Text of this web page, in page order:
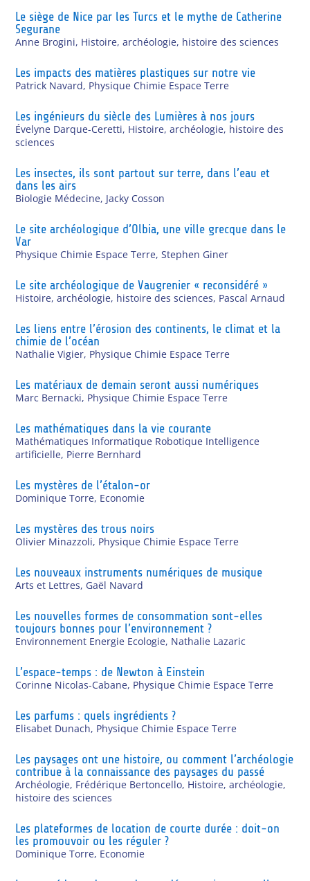
Le siège de Nice par les Turcs et le mythe de Catherine
Segurane
Anne Brogini, Histoire, archéologie, histoire des sciences
Les impacts des matières plastiques sur notre vie
Patrick Navard, Physique Chimie Espace Terre
Les ingénieurs du siècle des Lumières à nos jours
Évelyne Darque-Ceretti, Histoire, archéologie, histoire des
sciences
Les insectes, ils sont partout sur terre, dans l’eau et
dans les airs
Biologie Médecine, Jacky Cosson
Le site archéologique d’Olbia, une ville grecque dans le
Var
Physique Chimie Espace Terre,Stephen Giner
Le site archéologique de Vaugrenier « reconsidéré »
Histoire, archéologie, histoire des sciences, Pascal Arnaud
Les liens entre l’érosion des continents, le climat et la
chimie de l’océan
Nathalie Vigier, Physique Chimie Espace Terre
Les matériaux de demain seront aussi numériques
Marc Bernacki, Physique Chimie Espace Terre
Les mathématiques dans la vie courante
Mathématiques Informatique Robotique Intelligence
artificielle, Pierre Bernhard
Les mystères de l’étalon-or
Dominique Torre, Economie
Les mystères des trous noirs
Olivier Minazzoli, Physique Chimie Espace Terre
Les nouveaux instruments numériques de musique
Arts et Lettres, Gaël Navard
Les nouvelles formes de consommation sont-elles
toujours bonnes pour l’environnement ?
Environnement Energie Ecologie, Nathalie Lazaric
L’espace-temps : de Newton à Einstein
Corinne Nicolas-Cabane, Physique Chimie Espace Terre
Les parfums : quels ingrédients ?
Elisabet Dunach, Physique Chimie Espace Terre
Les paysages ont une histoire, ou comment l’archéologie
contribue à la connaissance des paysages du passé
Archéologie, Frédérique Bertoncello, Histoire, archéologie,
histoire des sciences
Les plateformes de location de courte durée : doit-on
les promouvoir ou les réguler ?
Dominique Torre, Economie